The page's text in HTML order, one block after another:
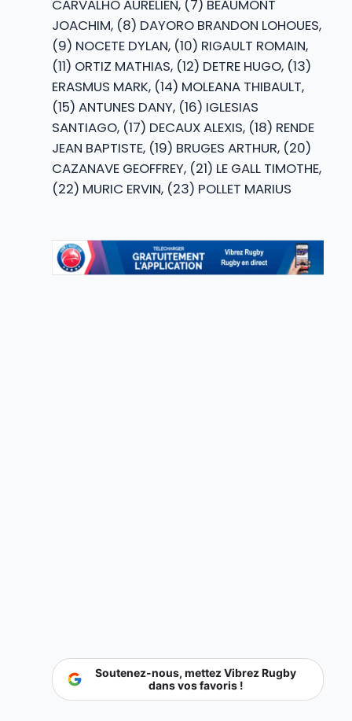
CARVALHO AURELIEN, (7) BEAUMONT
JOACHIM, (8) DAYORO BRANDON LOHOUES,
(9) NOCETE DYLAN, (10) RIGAULT ROMAIN,
(11) ORTIZ MATHIAS, (12) DETRE HUGO, (13)
ERASMUS MARK, (14) MOLEANA THIBAULT,
(15) ANTUNES DANY, (16) IGLESIAS
SANTIAGO, (17) DECAUX ALEXIS, (18) RENDE
JEAN BAPTISTE, (19) BRUGES ARTHUR, (20)
CAZANAVE GEOFFREY, (21) LE GALL TIMOTHE,
(22) MURIC ERVIN, (23) POLLET MARIUS
Soutenez-nous, mettez Vibrez Rugby
dans vos favoris !